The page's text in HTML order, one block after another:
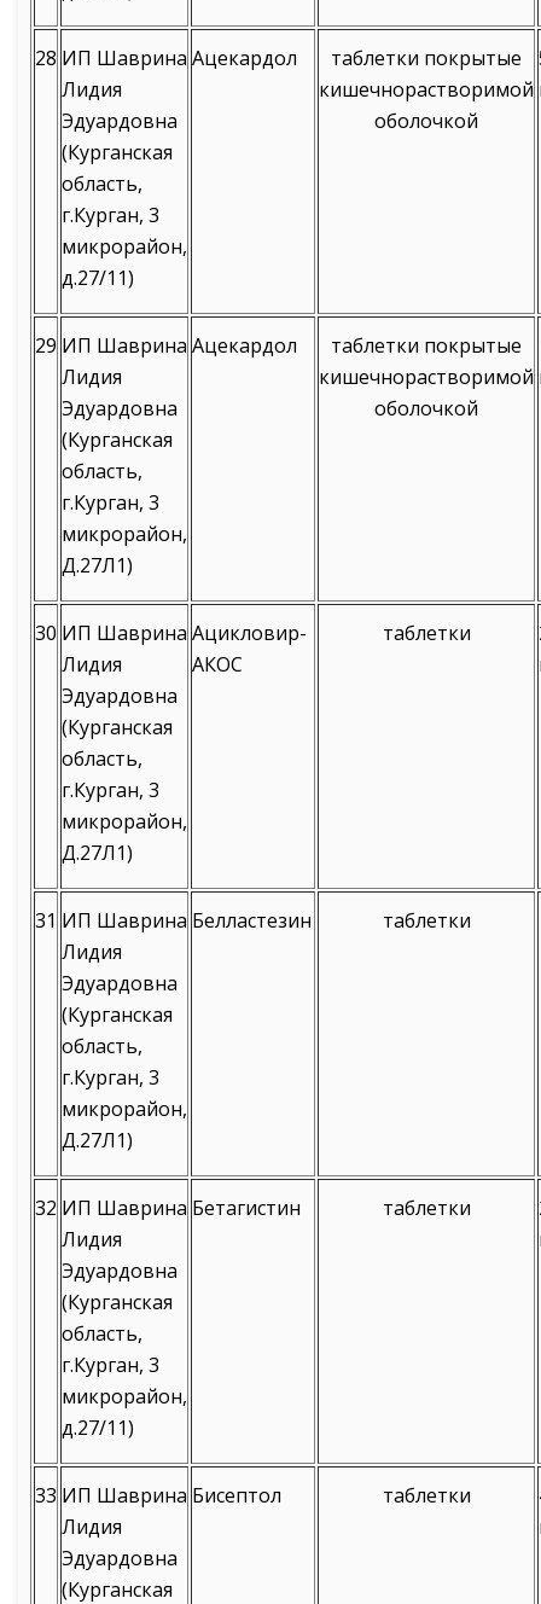
28 ИП Шаврина
Лидия
Эдуардовна
(Курганская
область,
г.Курган, 3
микрорайон,
д.27/11)
Ацекардол
таблетки покрытые
кишечнорастворимой
оболочкой
29 ИП Шаврина
Лидия
Эдуардовна
(Курганская
область,
г.Курган, 3
микрорайон,
Д.27Л1)
Ацекардол
таблетки покрытые
кишечнорастворимой
оболочкой
30 ИП Шаврина
Лидия
Эдуардовна
(Курганская
область,
г.Курган, 3
микрорайон,
Д.27Л1)
Ацикловир-
АКОС
таблетки
31 ИП Шаврина
Лидия
Эдуардовна
(Курганская
область,
г.Курган, 3
микрорайон,
Д.27Л1)
Белластезин таблетки
32 ИП Шаврина
Лидия
Эдуардовна
(Курганская
область,
г.Курган, 3
микрорайон,
д.27/11)
Бетагистин таблетки
33 ИП Шаврина
Лидия
Эдуардовна
(Курганская
Бисептол таблетки